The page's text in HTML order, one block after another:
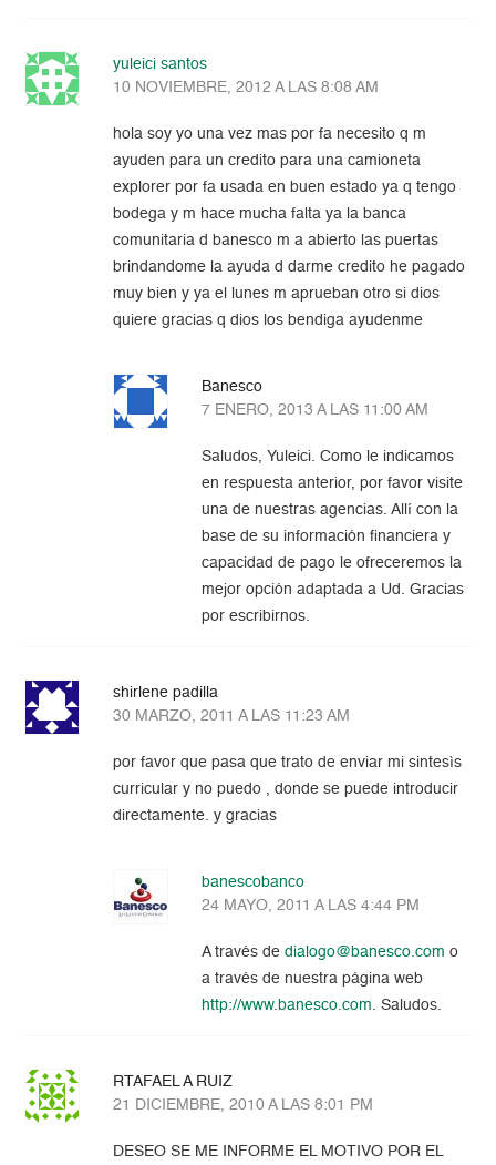
yuleici santos
10 NOVIEMBRE, 2012 A LAS 8:08 AM
hola soy yo una vez mas por fa necesito q m
ayuden para un credito para una camioneta
explorer por fa usada en buen estado ya q tengo
bodega y m hace mucha falta ya la banca
comunitaria d banesco m a abierto las puertas
brindandome la ayuda d darme credito he pagado
muy bien y ya el lunes m aprueban otro si dios
quiere gracias q dios los bendiga ayudenme
Banesco
7 ENERO, 2013 A LAS 11:00 AM
Saludos, Yuleici. Como le indicamos
en respuesta anterior, por favor visite
una de nuestras agencias. Allí con la
base de su información financiera y
capacidad de pago le ofreceremos la
mejor opción adaptada a Ud. Gracias
por escribirnos.
shirlene padilla
30 MARZO, 2011 A LAS 11:23 AM
por favor que pasa que trato de enviar mi sintesìs
curricular y no puedo , donde se puede introducir
directamente. y gracias
banescobanco
24 MAYO, 2011 A LAS 4:44 PM
A través dedialogo@banesco.com o
a través de nuestra página web
http://www.banesco.com. Saludos.
RTAFAEL A RUIZ
21 DICIEMBRE, 2010 A LAS 8:01 PM
DESEO SE ME INFORME EL MOTIVO POR EL